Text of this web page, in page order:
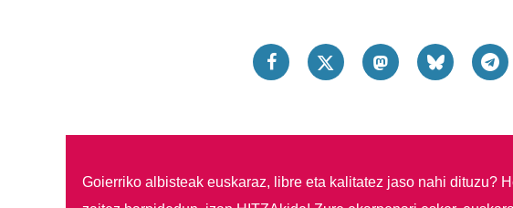
Goierriko albisteak euskaraz, libre eta kalitatez jaso nahi dituzu?